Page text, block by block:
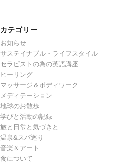
カテゴリー
お知らせ
サステイナブル・ライフスタイル
セラピストの為の英語講座
ヒーリング
マッサージ＆ボディワーク
メディテーション
地球のお散歩
学びと活動の記録
旅と日常と気づきと
温泉&スパ巡り
音楽＆アート
食について